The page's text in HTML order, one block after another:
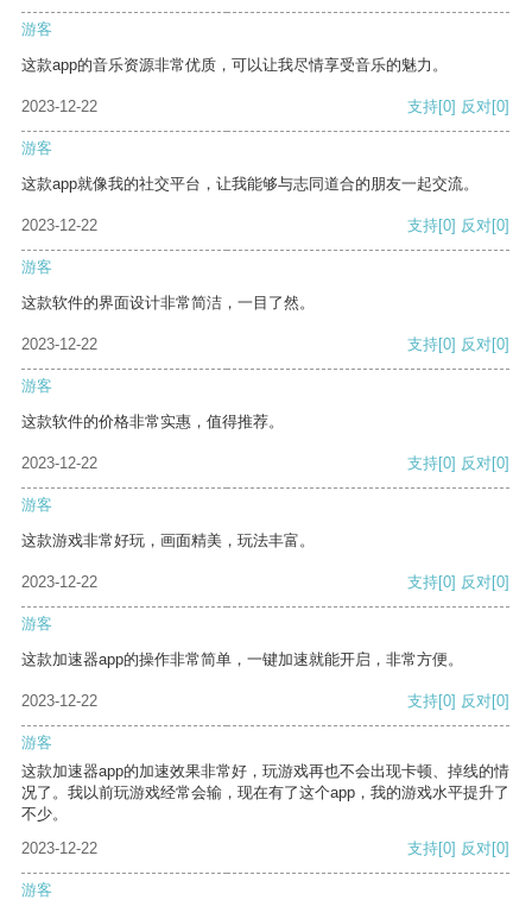
游客
这款app的音乐资源非常优质，可以让我尽情享受音乐的魅力。
2023-12-22 支持[0] 反对[0]
游客
这款app就像我的社交平台，让我能够与志同道合的朋友一起交流。
2023-12-22 支持[0] 反对[0]
游客
这款软件的界面设计非常简洁，一目了然。
2023-12-22 支持[0] 反对[0]
游客
这款软件的价格非常实惠，值得推荐。
2023-12-22 支持[0] 反对[0]
游客
这款游戏非常好玩，画面精美，玩法丰富。
2023-12-22 支持[0] 反对[0]
游客
这款加速器app的操作非常简单，一键加速就能开启，非常方便。
2023-12-22 支持[0] 反对[0]
游客
这款加速器app的加速效果非常好，玩游戏再也不会出现卡顿、掉线的情
况了。我以前玩游戏经常会输，现在有了这个app，我的游戏水平提升了
不少。
2023-12-22
支持[0] 反对[0]
游客